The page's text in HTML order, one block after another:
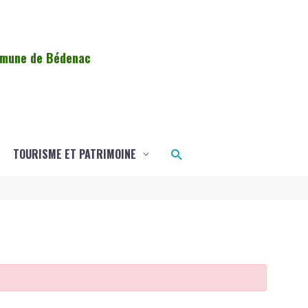
de Bédenac
TOURISME ET PATRIMOINE Rechercher